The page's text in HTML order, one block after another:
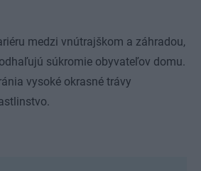
medzi vnútrajškom a záhradou,
súkromie obyvateľov domu.
vysoké okrasné trávy